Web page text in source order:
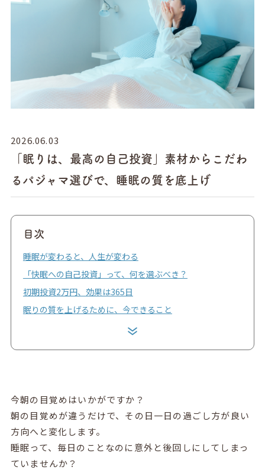
2026.06.03
「眠りは、最高の自己投資」素材からこだわ
るパジャマ選びで、睡眠の質を底上げ
目次
睡眠が変わると、人生が変わる
「快眠への自己投資」って、何を選ぶべき？
初期投資2万円、効果は365日
眠りの質を上げるために、今できること
今朝の目覚めはいかがですか？
朝の目覚めが違うだけで、その日一日の過ごし方が良い
方向へと変化します。
睡眠って、毎日のことなのに意外と後回しにしてしまっ
ていませんか？